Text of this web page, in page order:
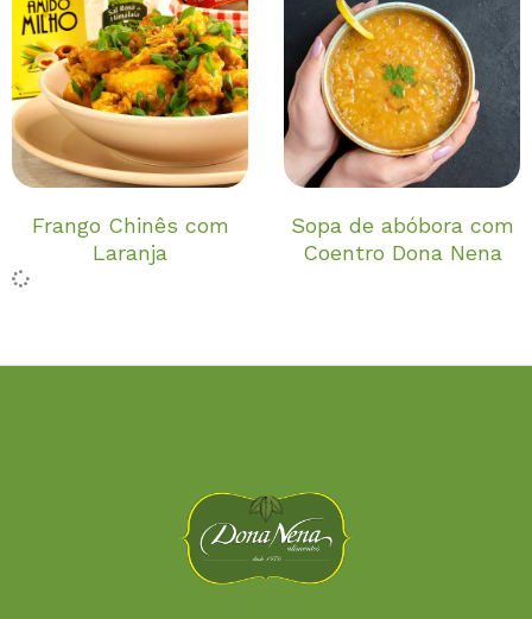
Frango Chinês com
Laranja
Sopa de abóbora com
Coentro Dona Nena